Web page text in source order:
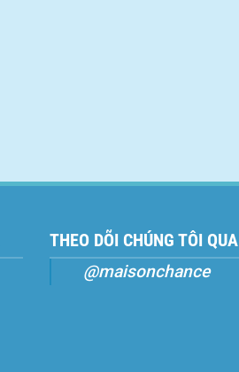
THEO DÕI CHÚNG TÔI QUA
@maisonchance